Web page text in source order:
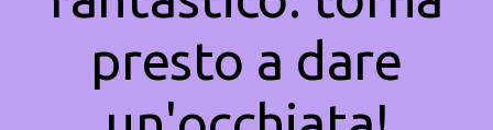
presto a dare